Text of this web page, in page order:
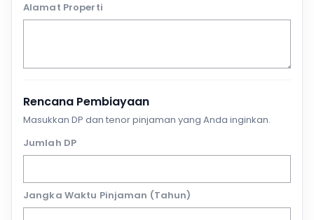
Alamat Properti
Rencana Pembiayaan
Masukkan DP dan tenor pinjaman yang Anda inginkan.
Jumlah DP
Jangka Waktu Pinjaman (Tahun)